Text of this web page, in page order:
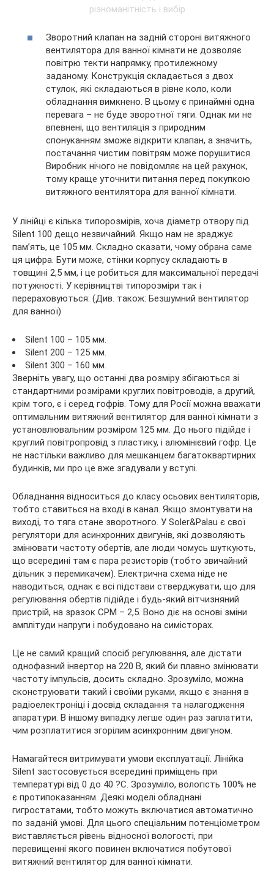
Зворотний клапан на задній стороні витяжного
вентилятора для ванної кімнати не дозволяє
повітрю текти напрямку, протилежному
заданому. Конструкція складається з двох
стулок, які складаються в рівне коло, коли
обладнання вимкнено. В цьому є принаймні одна
перевага – не буде зворотної тяги. Однак ми не
впевнені, що вентиляція з природним
спонуканням зможе відкрити клапан, а значить,
постачання чистим повітрям може порушитися.
Виробник нічого не повідомляє на цей рахунок,
тому краще уточнити питання перед покупкою
витяжного вентилятора для ванної кімнати.
У лінійці є кілька типорозмірів, хоча діаметр отвору під
Silent 100 дещо незвичайний. Якщо нам не зраджує
пам’ять, це 105 мм. Складно сказати, чому обрана саме
ця цифра. Бути може, стінки корпусу складають в
товщині 2,5 мм, і це робиться для максимальної передачі
потужності. У керівництві типорозміри так і
перераховуються: (Див. також: Безшумний вентилятор
для ванної)
Silent 100 – 105 мм.
Silent 200 – 125 мм.
Silent 300 – 160 мм.
Зверніть увагу, що останні два розміру збігаються зі
стандартними розмірами круглих повітроводів, а другий,
крім того, є і серед гофрів. Тому для Росії можна вважати
оптимальним витяжний вентилятор для ванної кімнати з
установлювальним розміром 125 мм. До нього підійде і
круглий повітропровід з пластику, і алюмінієвий гофр. Це
не настільки важливо для мешканцем багатоквартирних
будинків, ми про це вже згадували у вступі.
Обладнання відноситься до класу осьових вентиляторів,
тобто ставиться на вході в канал. Якщо змонтувати на
виході, то тяга стане зворотного. У Soler&Palau є свої
регулятори для асинхронних двигунів, які дозволяють
змінювати частоту обертів, але люди чомусь шуткують,
що всередині там є пара резисторів (тобто звичайний
дільник з перемикачем). Електрична схема ніде не
наводиться, однак є всі підстави стверджувати, що для
регулювання обертів підійде і будь-який вітчизняний
пристрій, на зразок СРМ – 2,5. Воно діє на основі зміни
амплітуди напруги і побудовано на симісторах.
Це не самий кращий спосіб регулювання, але дістати
однофазний інвертор на 220 В, який би плавно змінювати
частоту імпульсів, досить складно. Зрозуміло, можна
сконструювати такий і своїми руками, якщо є знання в
радіоелектроніці і досвід складання та налагодження
апаратури. В іншому випадку легше один раз заплатити,
чим розплатитися згорілим асинхронним двигуном.
Намагайтеся витримувати умови експлуатації. Лінійка
Silent застосовується всередині приміщень при
температурі від 0 до 40 ?С. Зрозуміло, вологість 100% не
є протипоказанням. Деякі моделі обладнані
гигростатами, тобто можуть включатися автоматично
по заданій умові. Для цього спеціальним потенціометром
виставляється рівень відносної вологості, при
перевищенні якого повинен включатися побутової
витяжний вентилятор для ванної кімнати.